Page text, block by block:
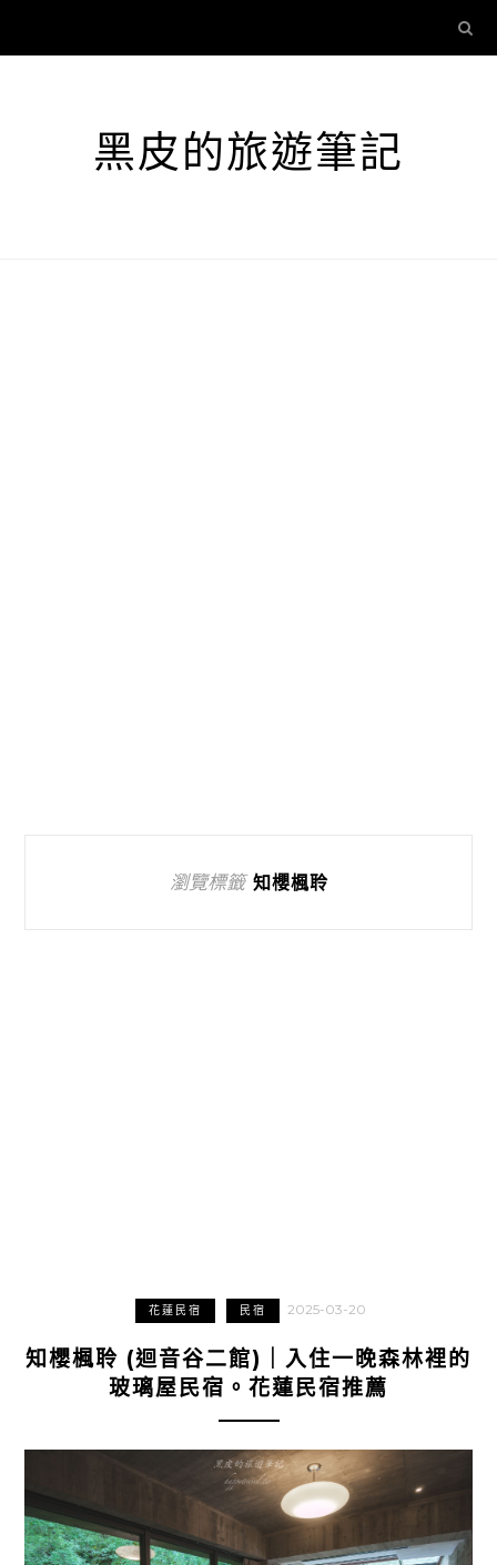
黑皮的旅遊筆記
瀏覽標籤 知櫻楓聆
花蓮民宿 民宿 2025-03-20
知櫻楓聆 (迴音谷二館)｜入住一晚森林裡的
玻璃屋民宿。花蓮民宿推薦